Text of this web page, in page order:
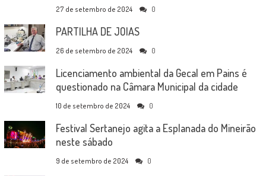
27 de setembro de 2024 0
PARTILHA DE JOIAS
26 de setembro de 2024 0
Licenciamento ambiental da Gecal em Pains é
questionado na Câmara Municipal da cidade
10 de setembro de 2024 0
Festival Sertanejo agita a Esplanada do Mineirão
neste sábado
9 de setembro de 2024 0